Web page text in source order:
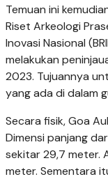
Temuan ini
Riset Arkeologi
Inovasi Nasional
melakukan
2023. Tujuannya
yang ada di dalam
Secara fisik, Goa
Dimensi panjang
sekitar 29,7 meter.
meter. Sementara